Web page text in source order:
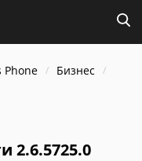
Phone
Бизнес
2.6.5725.0